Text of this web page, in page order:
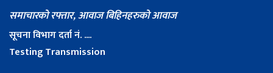
समाचारको रफ्तार, आवाज बिहिनहरुको आवाज
सूचना विभाग दर्ता नं. ....
Testing Transmission